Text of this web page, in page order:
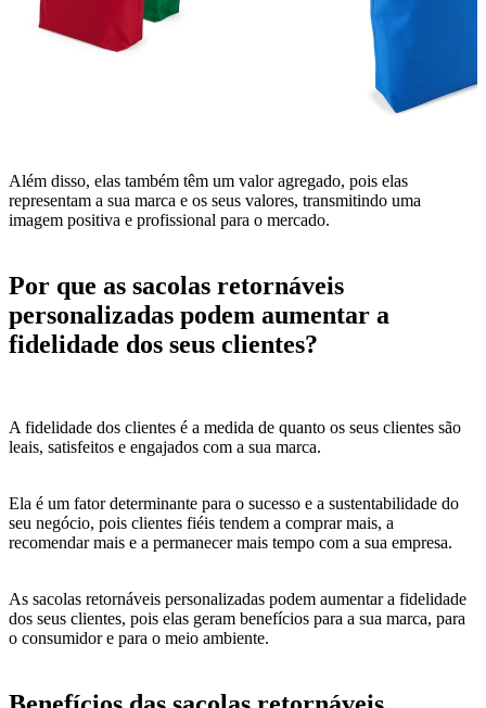
Além disso, elas também têm um valor agregado, pois elas
representam a sua marca e os seus valores, transmitindo uma
imagem positiva e profissional para o mercado.
Por que as sacolas retornáveis
personalizadas podem aumentar a
fidelidade dos seus clientes?
A fidelidade dos clientes é a medida de quanto os seus clientes são
leais, satisfeitos e engajados com a sua marca.
Ela é um fator determinante para o sucesso e a sustentabilidade do
seu negócio, pois clientes fiéis tendem a comprar mais, a
recomendar mais e a permanecer mais tempo com a sua empresa.
As sacolas retornáveis personalizadas podem aumentar a fidelidade
dos seus clientes, pois elas geram benefícios para a sua marca, para
o consumidor e para o meio ambiente.